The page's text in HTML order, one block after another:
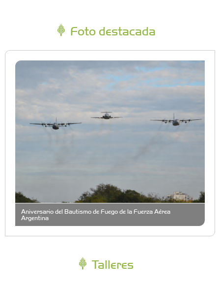
Foto destacada
Aniversario del Bautismo de Fuego de la Fuerza Aérea
Argentina
Talleres